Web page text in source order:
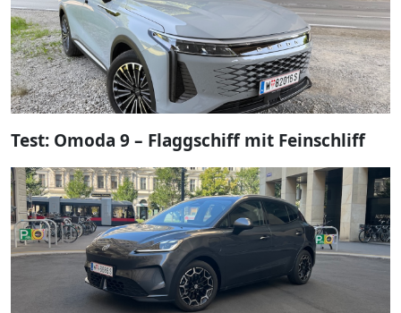
Test: Omoda 9 – Flaggschiff mit Feinschliff